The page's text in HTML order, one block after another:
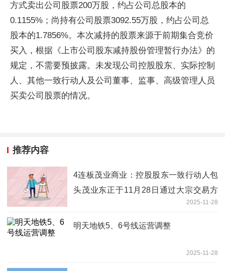
方式卖出公司股票200万股，约占公司总股本的
0.1155%；尚持有公司股票3092.55万股，约占公司总
股本的1.7856%。本次减持的股票来源于前期集合竞价
买入，根据《上市公司股东减持股份管理暂行办法》的
规定，不需要预披露。未发现公司控股股东、实际控制
人、其他一致行动人及公司董事、监事、高级管理人员
买卖公司股票的情况。
推荐内容
4连板茂业商业：控股股东一致行动人包
头茂业东正于11月28日通过大宗交易方
2025-11-28
明天地铁5、6号线运营调整
2025-11-28